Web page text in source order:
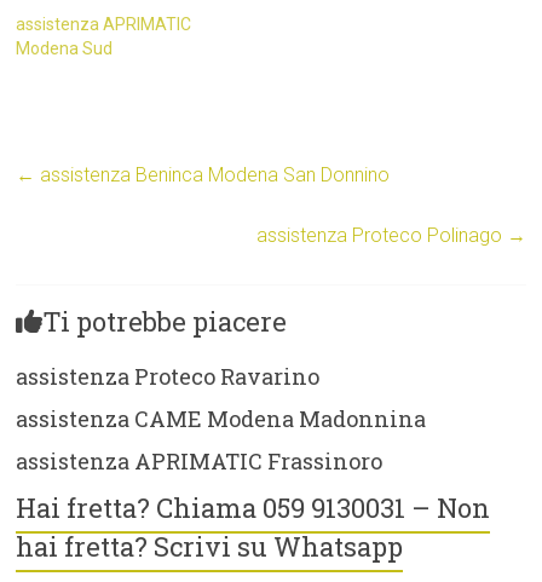
assistenza APRIMATIC
Modena Sud
← assistenza Beninca Modena San Donnino
assistenza Proteco Polinago →
Ti potrebbe piacere
assistenza Proteco Ravarino
assistenza CAME Modena Madonnina
assistenza APRIMATIC Frassinoro
Hai fretta? Chiama 059 9130031 – Non
hai fretta? Scrivi su Whatsapp